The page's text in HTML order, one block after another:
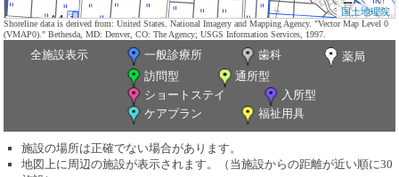
国土地理院
Shoreline data is derived from: United States. National Imagery and Mapping Agency. "Vector Map Level 0
(VMAP0)." Bethesda, MD: Denver, CO: The Agency; USGS Information Services, 1997.
全施設表示 一般診療所 歯科
薬局
訪問型
通所型
ショートステイ
入所型
ケアプラン
福祉用具
施設の場所は正確でない場合があります。
地図上に周辺の施設が表示されます。（当施設からの距離が近い順に30